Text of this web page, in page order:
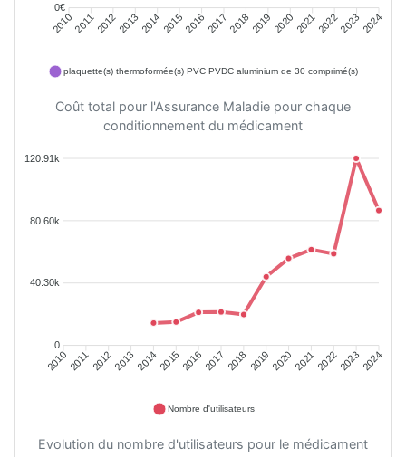
0€
201020112012201320142015201620172018201920202021202220232024
plaquette(s) thermoformée(s) PVC PVDC aluminium de 30 comprimé(s)
Coût total pour l'Assurance Maladie pour chaque
conditionnement du médicament
120.91k
80.60k
40.30k
0
20102011201220132014201520162017 2018 201920202021202220232024
Nombre d'utilisateurs
Evolution du nombre d'utilisateurs pour le médicament